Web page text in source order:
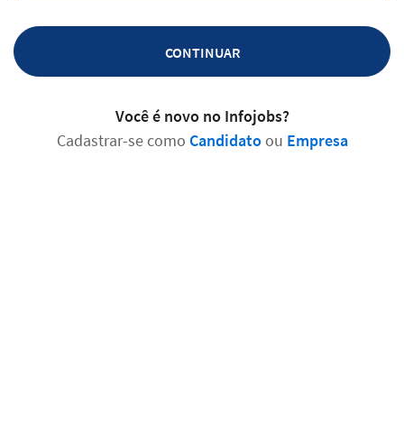
CONTINUAR
Você é novo no Infojobs?
Cadastrar-se como Candidatoou Empresa